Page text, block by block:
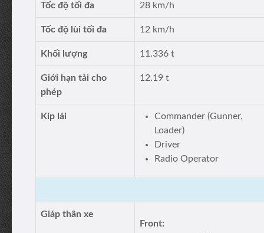
Tốc độ tối đa 28 km/h
Tốc độ lùi tối đa 12 km/h
Khối lượng 11.336 t
Giới hạn tải cho
phép
12.19 t
Kíp lái
Commander (Gunner,
Loader)
Driver
Radio Operator
Giáp thân xe
Front: